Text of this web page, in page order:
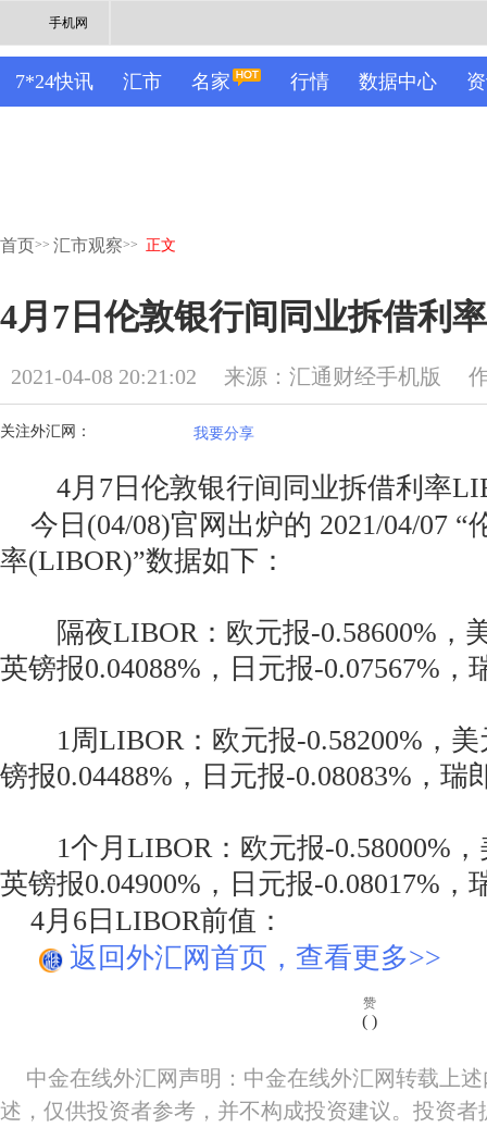
手机网
7*24快讯 汇市 名家 行情 数据中心
首页>> 汇市观察>> 正文
4月7日伦敦银行间同业拆借利
2021-04-08 20:21:02 来源：汇通财经手机版
关注外汇网： 我要分享
4月7日伦敦银行间同业拆借利率
今日(04/08)官网出炉的 2021/04/07 “
率(LIBOR)”数据如下：
隔夜LIBOR：欧元报-0.58600%，
英镑报0.04088%，日元报-0.07567%，
1周LIBOR：欧元报-0.58200%，美
镑报0.04488%，日元报-0.08083%，瑞
1个月LIBOR：欧元报-0.58000%，
英镑报0.04900%，日元报-0.08017%，
4月6日LIBOR前值：
返回外汇网首页，查看更多>>
赞
( )
中金在线外汇网声明：中金在线外汇网转载上
述，仅供投资者参考，并不构成投资建议。投资